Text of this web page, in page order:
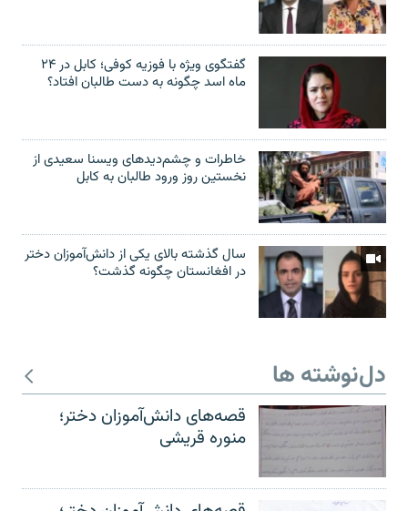
گفتگوی ویژه با فوزیه کوفی؛ کابل در ۲۴
ماه اسد چگونه به دست طالبان افتاد؟
خاطرات و چشم‌دید‌های ویسنا سعیدی از
نخستین روز ورود طالبان به کابل
سال گذشته بالای یکی از دانش‌آموزان دختر
در افغانستان چگونه گذشت؟
دل‌نوشته ها
قصه‌های دانش‌آموزان دختر؛
منوره قریشی